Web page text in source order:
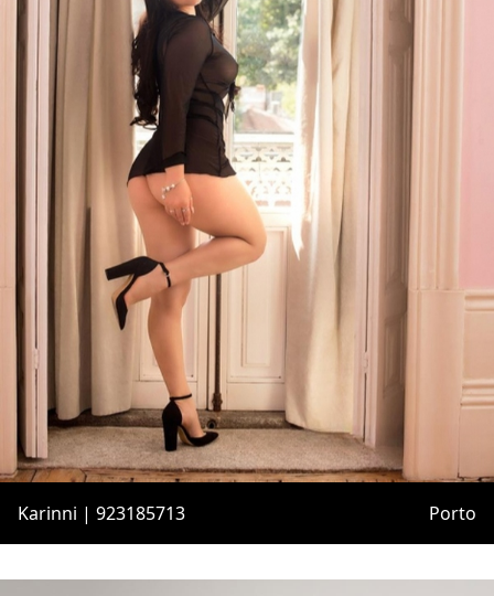
Karinni | 923185713 Porto